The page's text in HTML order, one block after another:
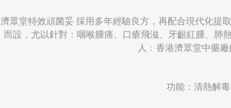
濟眾堂特效頑菌妥 採用多年經驗良方，再配合現代化提
而設，尤以針對：咽喉腫痛、口瘡飛滋、牙齦紅腫、肺
人﹕香港濟眾堂中藥
功能：清熱解